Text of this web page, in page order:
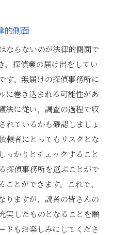
的側面
ならないのが法律的側面で
、探偵業の届け出をしてい
す。無届けの探偵事務所に
に巻き込まれる可能性があ
法に従い、調査の過程で収
れているかも確認しましょ
頼者にとってもリスクとな
っかりとチェックすること
探偵事務所を選ぶことがで
とができます。これで、
りますが、読者の皆さんの
実したものとなることを願
ドもお楽しみにしてくださ